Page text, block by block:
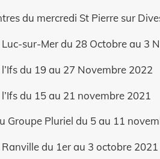
du mercredi St Pierre sur
sur-Mer du 28 Octobre au 3
du 19 au 27 Novembre 2022
du 15 au 21 novembre 2021
Groupe Pluriel du 5 au 11
du 1er au 3 octobre 2021